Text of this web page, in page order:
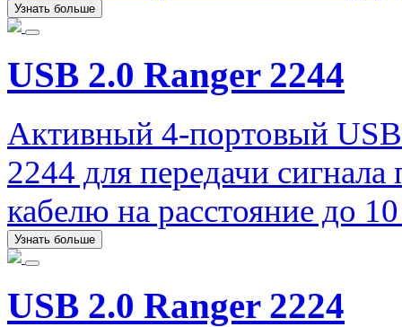
Узнать больше
USB 2.0 Ranger 2244
Активный 4-портовый
2244 для передачи
кабелю на расстояние до
Узнать больше
USB 2.0 Ranger 2224